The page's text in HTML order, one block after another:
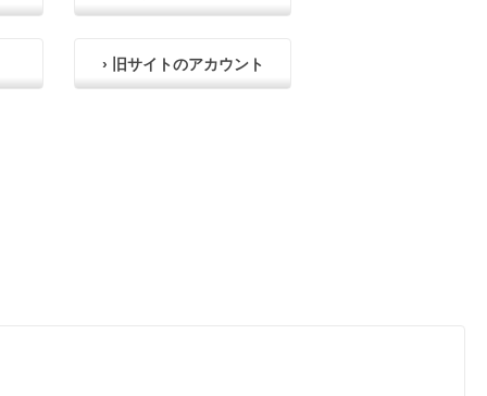
› 旧サイトのアカウント